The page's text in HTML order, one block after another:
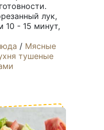
лук,
10 - 15 минут,
/ Мясные
тушеные